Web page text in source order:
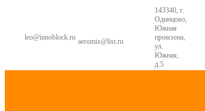
leo@innoblock.ru aeromix@list.ru
143340, г.
Одинцово,
Южная
промзона,
ул.
Южная,
д.5